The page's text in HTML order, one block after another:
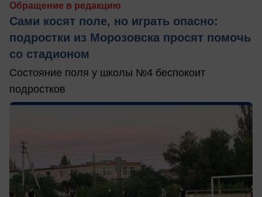
Обращение в редакцию
Сами косят поле, но играть опасно:
подростки из Морозовска просят помочь
со стадионом
Состояние поля у школы №4 беспокоит
подростков